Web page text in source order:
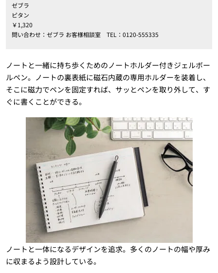
ゼブラ
ピタン
￥1,320
問い合わせ：ゼブラ お客様相談室 TEL：0120-555335
ノートと一緒に持ち歩くためのノートホルダー付きジェルボー
ルペン。ノートの裏表紙に磁石内蔵の専用ホルダーを装着し、
そこに磁力でペンを固定すれば、サッとペンを取り外して、す
ぐに書くことができる。
ノートと一体になるデザインを追求。多くのノートの幅や厚み
に収まるよう設計している。